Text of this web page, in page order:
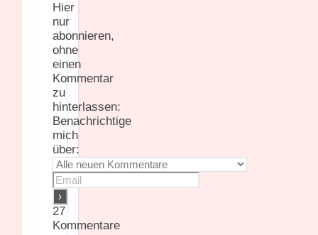
Hier
nur
abonnieren,
ohne
einen
Kommentar
zu
hinterlassen:
Benachrichtige
mich
über:
27
Kommentare